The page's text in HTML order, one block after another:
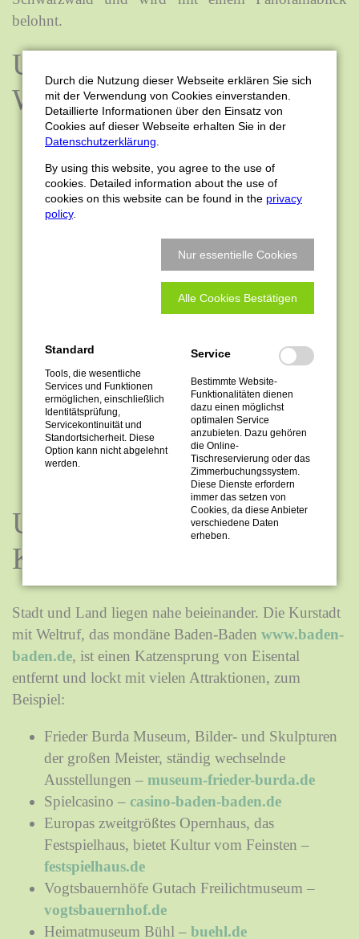
belohnt.
UNSERE TIPPS ZUM
WANDERN
Nationalpark Schwarzwald
Wandern mit Weitblick: Vom Westweg zum
Ortenauer Weinpfad
Ortenauer Weinpfad
Winzerdorf, eine genussfreudige
Entdeckungsreise auch für den ungeübten
Wildnispfad
Karlsruher Grad
Erlebniswelten Mummelsee
Schwarzwaldhochstraße
Burg Windeck mit schönem großen
Kinderspielplatz
Gertelbacher Wasserfälle
UNSERE TIPPS ZUR
KULTUR
Stadt und Land liegen nahe beieinander. Die Kurstadt
mit Weltruf, das mondäne Baden-Baden www.baden-
baden.de, ist einen Katzensprung von Eisental
entfernt und lockt mit vielen Attraktionen, zum
Beispiel:
Frieder Burda Museum, Bilder- und Skulpturen
der großen Meister, ständig wechselnde
Ausstellungen – museum-frieder-burda.de
Spielcasino – casino-baden-baden.de
Europas zweitgrößtes Opernhaus, das
Festspielhaus, bietet Kultur vom Feinsten –
festspielhaus.de
Vogtsbauernhöfe Gutach Freilichtmuseum –
vogtsbauernhof.de
Heimatmuseum Bühl – buehl.de
Durch die Nutzung dieser Webseite erklären Sie sich
mit der Verwendung von Cookies einverstanden.
Detaillierte Informationen über den Einsatz von
Cookies auf dieser Webseite erhalten Sie in der
Datenschutzerklärung
By using this website, you agree to the use of
cookies. Detailed information about the use of
cookies on this website can be found in the privacy
policy.
Nur essentielle Cookies
Alle Cookies Bestätigen
Standard
Tools, die wesentliche
Services und Funktionen
ermöglichen, einschließlich
Identitätsprüfung,
Servicekontinuität und
Standortsicherheit. Diese
Option kann nicht abgelehnt
werden.
Service
Bestimmte Website-
Funktionalitäten dienen
dazu einen möglichst
optimalen Service
anzubieten. Dazu gehören
die Online-
Tischreservierung oder das
Zimmerbuchungssystem.
Diese Dienste erfordern
immer das setzen von
Cookies, da diese Anbieter
verschiedene Daten
erheben.